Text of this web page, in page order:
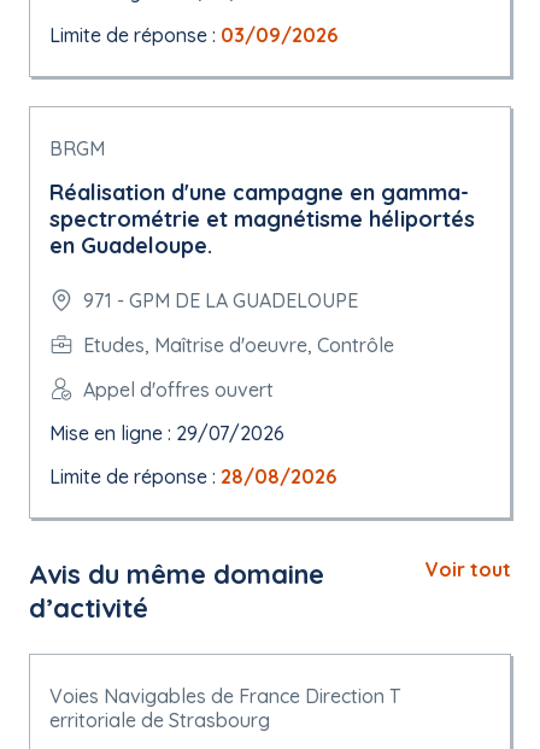
Limite de réponse : 03/09/2026
BRGM
Réalisation d'une campagne en gamma-
spectrométrie et magnétisme héliportés
en Guadeloupe.
971 - GPM DE LA GUADELOUPE
Etudes, Maîtrise d'oeuvre, Contrôle
Appel d'offres ouvert
Mise en ligne : 29/07/2026
Limite de réponse : 28/08/2026
Avis du même domaine
d’activité
Voir tout
Voies Navigables de France Direction T
erritoriale de Strasbourg